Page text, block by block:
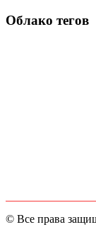
Облако тегов
© Все права